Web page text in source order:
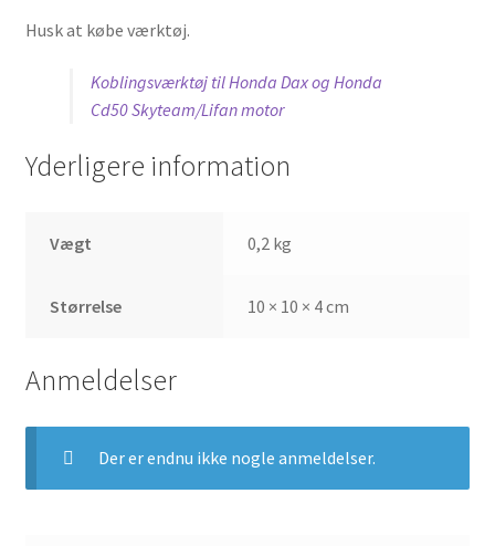
Husk at købe værktøj.
Koblingsværktøj til Honda Dax og Honda
Cd50 Skyteam/Lifan motor
Yderligere information
Vægt 0,2 kg
Størrelse 10 × 10 × 4 cm
Anmeldelser
Der er endnu ikke nogle anmeldelser.